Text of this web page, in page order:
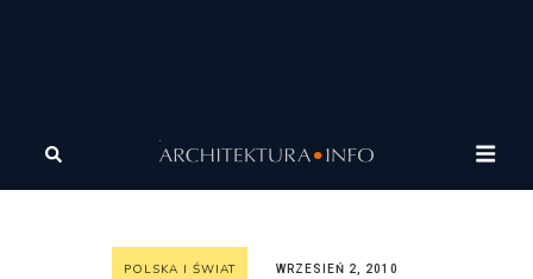
Architektura
na Marszałkowskiej
POLSKA I ŚWIAT WRZESIEŃ 2, 2010